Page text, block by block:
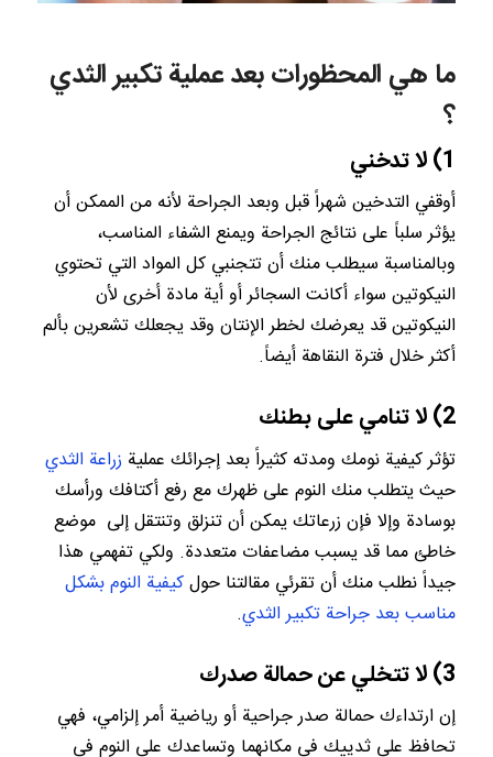
ما هي المحظورات بعد عملية تكبير الثدي
؟
1) لا تدخني
أوقفي التدخين شهراً قبل وبعد الجراحة لأنه من الممكن أن
يؤثر سلباً على نتائج الجراحة ويمنع الشفاء المناسب،
وبالمناسبة سيطلب منك أن تتجنبي كل المواد التي تحتوي
النيكوتين سواء أكانت السجائر أو أية مادة أخرى لأن
النيكوتين قد يعرضك لخطر الإنتان وقد يجعلك تشعرين بألم
أكثر خلال فترة النقاهة أيضاً.
2) لا تنامي على بطنك
تؤثر كيفية نومك ومدته كثيراً بعد إجرائك عملية زراعة الثدي
حيث يتطلب منك النوم على ظهرك مع رفع أكتافك ورأسك
بوسادة وإلا فإن زرعاتك يمكن أن تنزلق وتنتقل إلى موضع
خاطئ مما قد يسبب مضاعفات متعددة. ولكي تفهمي هذا
جيداً نطلب منك أن تقرئي مقالتنا حولكيفية النوم بشكل
مناسب بعد جراحة تكبير الثدي.
3) لا تتخلي عن حمالة صدرك
إن ارتداءك حمالة صدر جراحية أو رياضية أمر إلزامي، فهي
تحافظ على ثدييك في مكانهما وتساعدك على النوم في